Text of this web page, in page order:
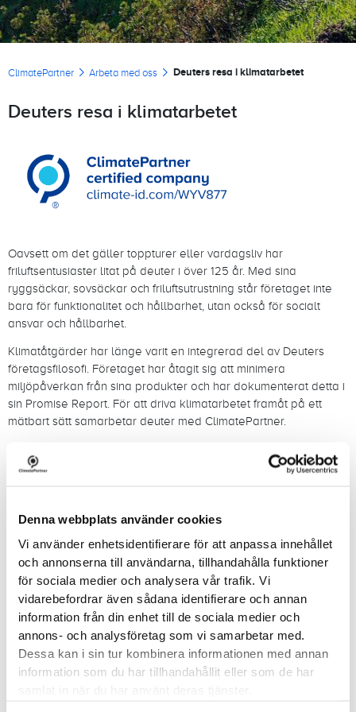
Denna webbplats använder cookies
Vi använder enhetsidentifierare för att anpassa innehållet
och annonserna till användarna, tillhandahålla funktioner
för sociala medier och analysera vår trafik. Vi
vidarebefordrar även sådana identifierare och annan
information från din enhet till de sociala medier och
annons- och analysföretag som vi samarbetar med.
Dessa kan i sin tur kombinera informationen med annan
information som du har tillhandahållit eller som de har
Länkstig
ClimatePartner Arbeta med oss Deuters resa i klimatarbetet
Deuters resa i klimatarbetet
Oavsett om det gäller toppturer eller vardagsliv har
friluftsentusiaster litat på deuter i över 125 år. Med sina
ryggsäckar, sovsäckar och friluftsutrustning står företaget inte
bara för funktionalitet och hållbarhet, utan också för socialt
ansvar och hållbarhet.
Klimatåtgärder har länge varit en integrerad del av Deuters
företagsfilosofi. Företaget har åtagit sig att minimera
miljöpåverkan från sina produkter och har dokumenterat detta i
sin Promise Report. För att driva klimatarbetet framåt på ett
mätbart sätt samarbetar deuter med ClimatePartner.
Beräkning och reduktion av
koldioxidutsläpp
utmanande uppgift. Det handlar inte bara om att göra
produkterna mer hållbara, utan också om att minska företagets
totala koldioxidavtryck. Så hur kan utsläppen i globala
leveranskedjor mätas och minskas?
I samarbete med ClimatePartner har Deuter beräknat
koldioxidutsläppen från sin verksamhet och alla sina produkter.
Dessa koldioxidavtryck utgör grunden för alla klimatåtgärder.
Särskilt anmärkningsvärt är den exceptionella kvaliteten och
tillgängligheten på deuters förbrukningsdata, ett resultat av